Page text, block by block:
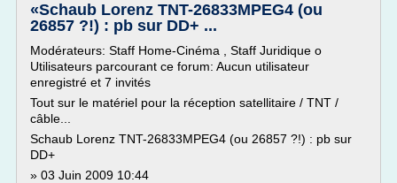
«Schaub Lorenz TNT-26833MPEG4 (ou
26857 ?!) : pb sur DD+ ...
Modérateurs: Staff Home-Cinéma , Staff Juridique o
Utilisateurs parcourant ce forum: Aucun utilisateur
enregistré et 7 invités
Tout sur le matériel pour la réception satellitaire / TNT /
câble...
Schaub Lorenz TNT-26833MPEG4 (ou 26857 ?!) : pb sur
DD+
» 03 Juin 2009 10:44